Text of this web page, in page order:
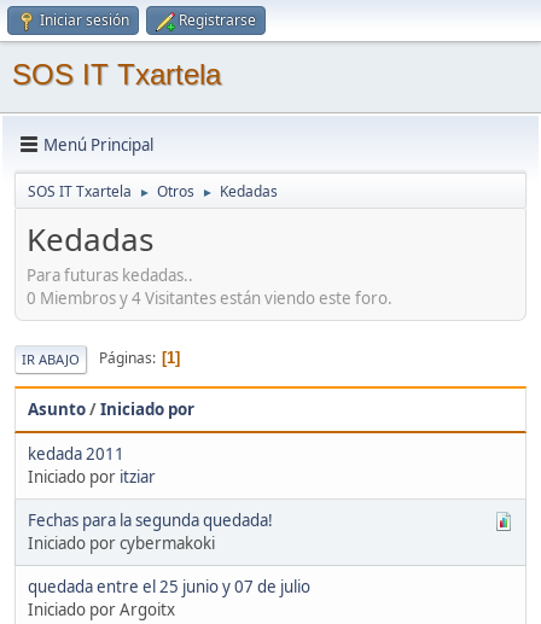
Iniciar sesión Registrarse
SOS IT Txartela
Menú Principal
SOS IT Txartela ► Otros ► Kedadas
Kedadas
Para futuras kedadas..
0 Miembros y 4 Visitantes están viendo este foro.
IR ABAJO Páginas 1
Asunto/Iniciado por
kedada 2011
Iniciado por itziar
Fechas para la segunda quedada!
Iniciado por cybermakoki
quedada entre el 25 junio y 07 de julio
Iniciado por Argoitx